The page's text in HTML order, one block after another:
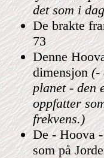
det som i
De brakte
73
Denne
dimensjon(-
planet - den
oppfatter
frekvens.)
De - Hoova
som på